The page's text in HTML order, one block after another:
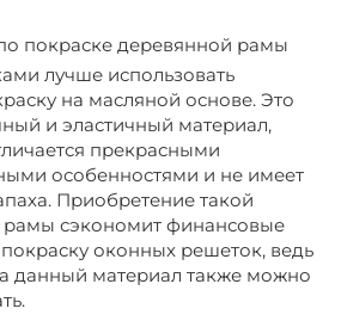
покраске деревянной рамы
лучше использовать
на масляной основе. Это
и эластичный материал,
прекрасными
особенностями и не имеет
Приобретение такой
рамы сэкономит финансовые
оконных решеток, ведь
данный материал также можно